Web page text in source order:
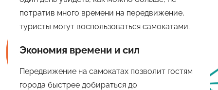
потратив много времени на передвижение,
туристы могут воспользоваться самокатами.
Экономия времени и сил
Передвижение на самокатах позволит гостям
города быстрее добираться до